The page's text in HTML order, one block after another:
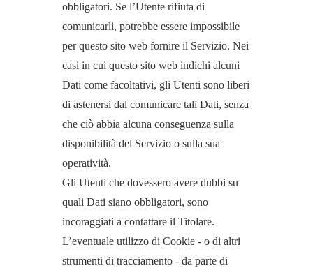
obbligatori. Se l’Utente rifiuta di
comunicarli, potrebbe essere impossibile
per questo sito web fornire il Servizio. Nei
casi in cui questo sito web indichi alcuni
Dati come facoltativi, gli Utenti sono liberi
di astenersi dal comunicare tali Dati, senza
che ciò abbia alcuna conseguenza sulla
disponibilità del Servizio o sulla sua
operatività.
Gli Utenti che dovessero avere dubbi su
quali Dati siano obbligatori, sono
incoraggiati a contattare il Titolare.
L’eventuale utilizzo di Cookie - o di altri
strumenti di tracciamento - da parte di